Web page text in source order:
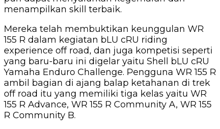
menampilkan skill terbaik.
Mereka telah membuktikan keunggulan WR
155 R dalam kegiatan bLU cRU riding
experience off road, dan juga kompetisi seperti
yang baru-baru ini digelar yaitu Shell bLU cRU
Yamaha Enduro Challenge. Pengguna WR 155 R
ambil bagian di ajang balap ketahanan di trek
off road itu yang memiliki tiga kelas yaitu WR
155 R Advance, WR 155 R Community A, WR 155
R Community B.